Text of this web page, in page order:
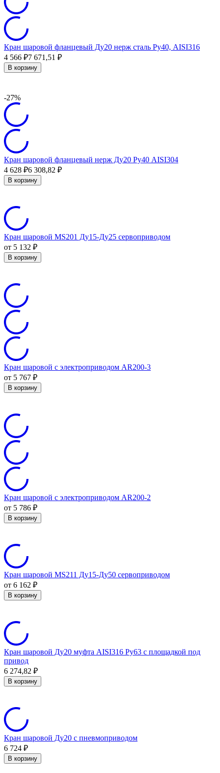
Кран шаровой фланцевый Ду20 нерж сталь Ру40, AISI316
4 566 ₽7 671,51 ₽
В корзину
-27%
Кран шаровой фланцевый нерж Ду20 Ру40 AISI304
4 628 ₽6 308,82 ₽
В корзину
Кран шаровой MS201 Ду15-Ду25 сервоприводом
от 5 132 ₽
В корзину
Кран шаровой с электроприводом AR200-3
от 5 767 ₽
В корзину
Кран шаровой с электроприводом AR200-2
от 5 786 ₽
В корзину
Кран шаровой MS211 Ду15-Ду50 сервоприводом
от 6 162 ₽
В корзину
Кран шаровой Ду20 муфта AISI316 Ру63 с площадкой под
привод
6 274,82 ₽
В корзину
Кран шаровой Ду20 с пневмоприводом
6 724 ₽
В корзину